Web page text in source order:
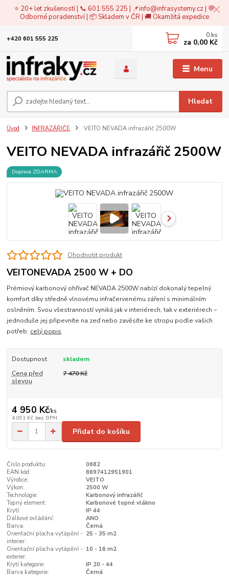
⭐ 20+ let zkušeností | 📞 601 555 225 | 📌info@infrasystemy.cz| 💬
Odborné poradenství | 📦 Skladem v ČR | 🚚 Okamžitá expedice
Menu
Hledat
+420 601 555 225 0 ks
za 0,00 Kč
Úvod INFRAZÁŘIČE VEITO NEVADA infrazářič 2500W
VEITO NEVADA infrazářič 2500W
Doprava ZDARMA
Ohodnotit produkt
VEITONEVADA 2500 W + DO
Prémiový karbonový ohřívač NEVADA 2500W nabízí dokonalý tepelný
komfort díky středně vlnovému infračervenému záření s minimálním
oslněním. Svou všestranností vyniká jak v interiérech, tak v exteriérech –
jednoduše jej připevníte na zeď nebo zavěsíte ke stropu podle vašich
potřeb. celý popis
Dostupnost
skladem
Cena před
slevou
7 470 Kč
4 950 Kč/ks
4 091 Kč bez DPH
Přidat do košíku
Číslo produktu:
0682
EAN kód:
8697412951901
Výrobce:
VEITO
Výkon:
2500 W
Technologie:
Karbonový infrazářič
Topný element:
Karbonové topné vlákno
Krytí:
IP 44
Dálkové ovládání:
ANO
Barva:
Černá
Orientační plocha vytápění -
interier:
25 - 35 m2
Orientační plocha vytápění -
exterier:
10 - 16 m2
Krytí kategorie:
IP 20 - 44
Barva kategorie:
Černá